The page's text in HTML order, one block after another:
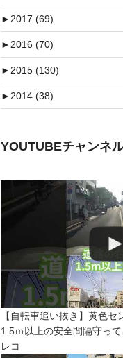
►2017 (69)
►2016 (70)
►2015 (130)
►2014 (38)
YOUTUBEチャンネ
【自転車追い抜き】黄色
1.5ｍ以上の安全間隔守っ
レコ